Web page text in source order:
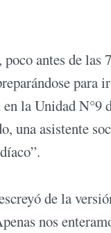
antes de
la Unidad
una asistente
de la
nos